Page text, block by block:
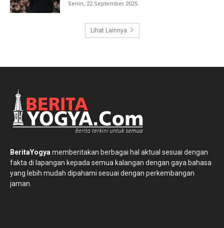
Senin, 22 September 2025
Lihat Lainnya
BeritaYogya memberitakan berbagai hal aktual sesuai dengan
fakta di lapangan kepada semua kalangan dengan gaya bahasa
yang lebih mudah dipahami sesuai dengan perkembangan
jaman.